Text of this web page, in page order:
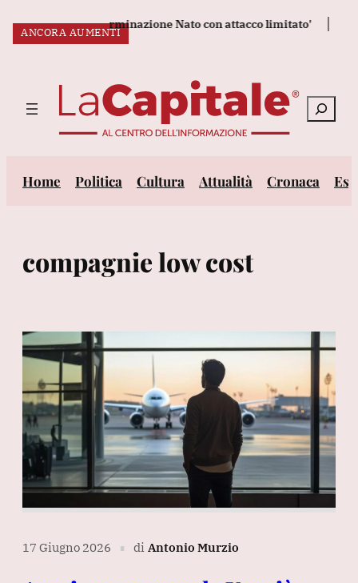
ULTIM’ORA:
testare la determinazione Nato con attacco limitato'
Cerca
Home Politica Cultura Attualità Cronaca
compagnie low cost
REGOLE AEREI
17 Giugno 2026 ∎ di Antonio Murzio
ANCORA AUMENTI